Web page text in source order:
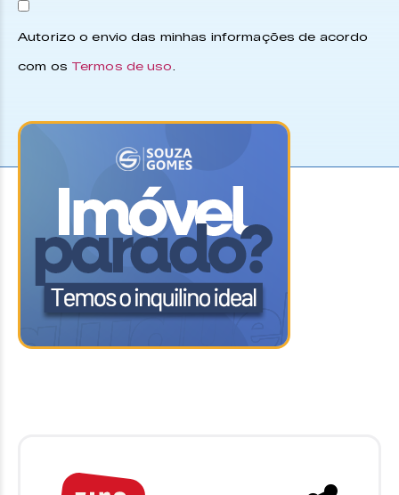
Autorizo o envio das minhas informações de acordo
com os Termos de uso.